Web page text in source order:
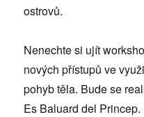
ostrovů.
Nenechte si ujít
nových přístupů ve
pohyb těla. Bude se
Es Baluard del Princep.